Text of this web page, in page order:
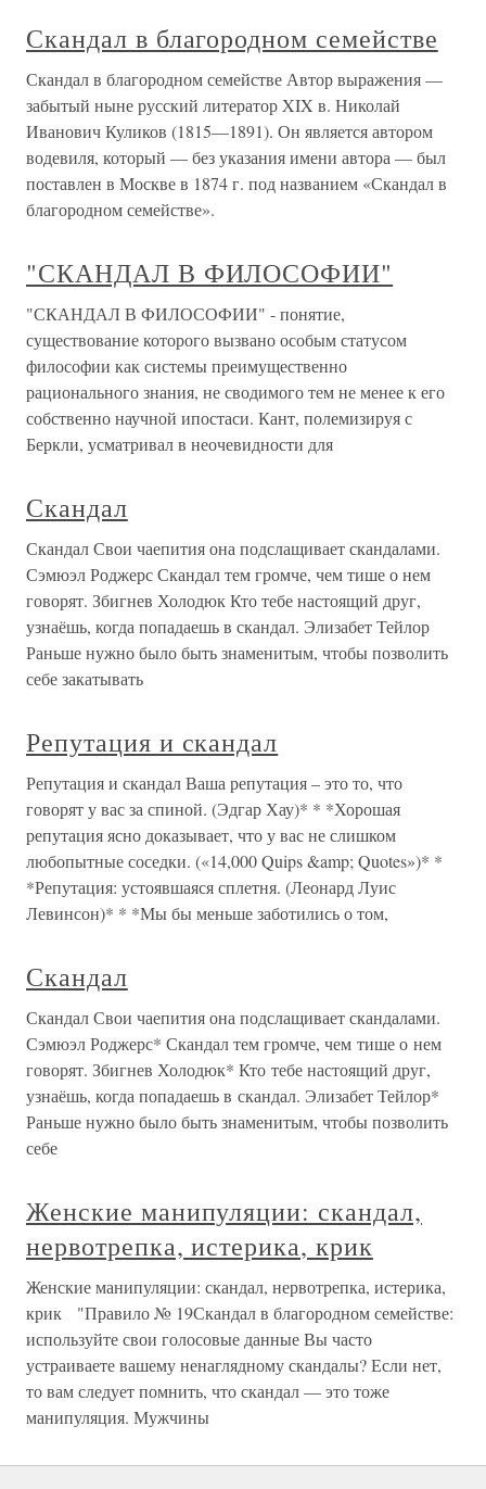
Скандал в благородном семействе
Скандал в благородном семействе Автор выражения —
забытый ныне русский литератор XIX в. Николай
Иванович Куликов (1815—1891). Он является автором
водевиля, который — без указания имени автора — был
поставлен в Москве в 1874 г. под названием «Скандал в
благородном семействе».
"СКАНДАЛ В ФИЛОСОФИИ"
"СКАНДАЛ В ФИЛОСОФИИ" - понятие,
существование которого вызвано особым статусом
философии как системы преимущественно
рационального знания, не сводимого тем не менее к его
собственно научной ипостаси. Кант, полемизируя с
Беркли, усматривал в неочевидности для
Скандал
Скандал Свои чаепития она подслащивает скандалами.
Сэмюэл Роджерс Скандал тем громче, чем тише о нем
говорят. Збигнев Холодюк Кто тебе настоящий друг,
узнаёшь, когда попадаешь в скандал. Элизабет Тейлор
Раньше нужно было быть знаменитым, чтобы позволить
себе закатывать
Репутация и скандал
Репутация и скандал Ваша репутация – это то, что
говорят у вас за спиной. (Эдгар Хау)* * *Хорошая
репутация ясно доказывает, что у вас не слишком
любопытные соседки. («14,000 Quips &amp; Quotes»)* *
*Репутация: устоявшаяся сплетня. (Леонард Луис
Левинсон)* * *Мы бы меньше заботились о том,
Скандал
Скандал Свои чаепития она подслащивает скандалами.
Сэмюэл Роджерс* Скандал тем громче, чем тише о нем
говорят. Збигнев Холодюк* Кто тебе настоящий друг,
узнаёшь, когда попадаешь в скандал. Элизабет Тейлор*
Раньше нужно было быть знаменитым, чтобы позволить
себе
Женские манипуляции: скандал,
нервотрепка, истерика, крик
Женские манипуляции: скандал, нервотрепка, истерика,
крик "Правило № 19Скандал в благородном семействе:
используйте свои голосовые данные Вы часто
устраиваете вашему ненаглядному скандалы? Если нет,
то вам следует помнить, что скандал — это тоже
манипуляция. Мужчины